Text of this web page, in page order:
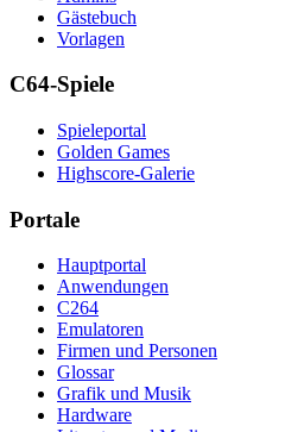
Gästebuch
Vorlagen
C64-Spiele
Spieleportal
Golden Games
Highscore-Galerie
Portale
Hauptportal
Anwendungen
C264
Emulatoren
Firmen und Personen
Glossar
Grafik und Musik
Hardware